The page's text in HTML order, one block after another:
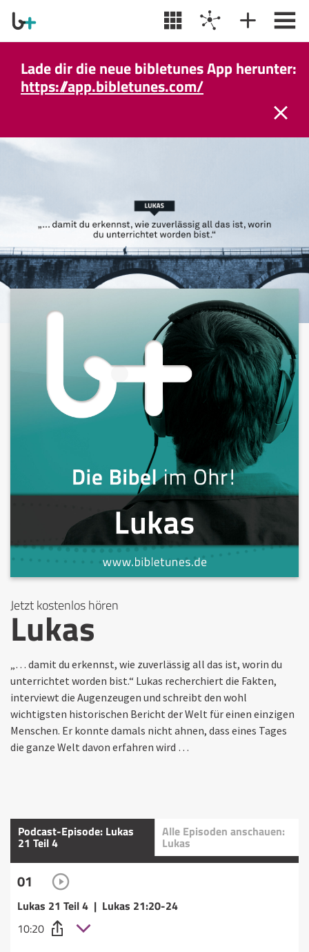
Lade dir die neue bibletunes App herunter:
https://app.bibletunes.com/
Jetzt kostenlos hören
Lukas
„… damit du erkennst, wie zuverlässig all das ist, worin du
unterrichtet worden bist.“ Lukas recherchiert die Fakten,
interviewt die Augenzeugen und schreibt den wohl
wichtigsten historischen Bericht der Welt für einen einzigen
Menschen. Er konnte damals nicht ahnen, dass eines Tages
die ganze Welt davon erfahren wird …
Podcast-Episode: Lukas
21 Teil 4
Alle Episoden anschauen:
Lukas
01
Lukas 21 Teil 4 | Lukas 21:20-24
10:20